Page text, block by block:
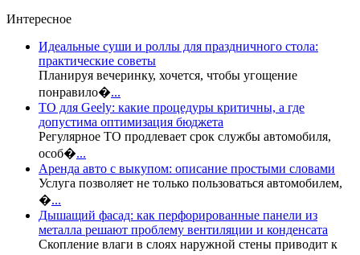
Интересное
Идеальные суши и роллы для праздничного стола:
практические советы
Планируя вечеринку, хочется, чтобы угощение
понравило�...
ТО для Geely: какие процедуры критичны, а где
допустима оптимизация бюджета
Регулярное ТО продлевает срок службы автомобиля,
особ�...
Аренда авто с выкупом: описание простыми словами
Услуга позволяет не только пользоваться автомобилем,
�...
Дышащий фасад: как перфорированные панели из
металла решают проблему вентиляции и конденсата
Скопление влаги в слоях наружной стены приводит к